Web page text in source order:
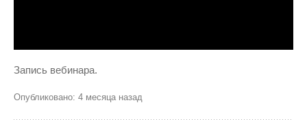
Запись вебинара.
Опубликовано: 4 месяца назад